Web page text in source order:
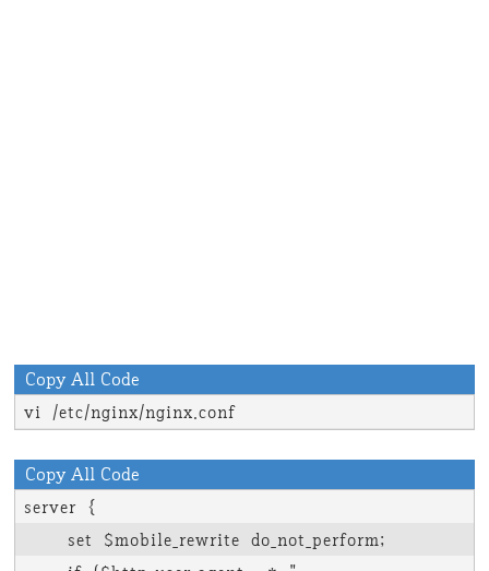
Copy All Code
vi /etc/nginx/nginx.conf
Copy All Code
server {